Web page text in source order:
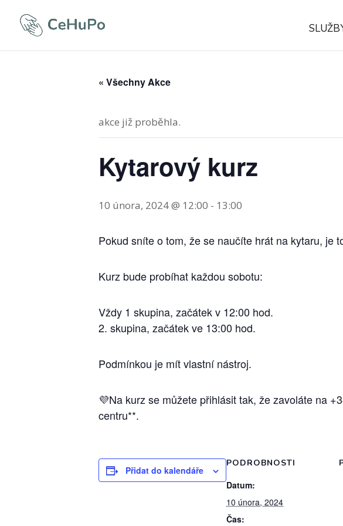
« Všechny Akce
akce již proběhla.
Kytarový kurz
10 února, 2024 @ 12:00 - 13:00
Pokud sníte o tom, že se naučíte hrát na kytaru, je
Kurz bude probíhat každou sobotu:
Vždy 1 skupina, začátek v 12:00 hod.
2. skupina, začátek ve 13:00 hod.
Podmínkou je mít vlastní nástroj.
💜Na kurz se můžete přihlásit tak, že zavoláte na
centru**.
Přidat do kalendáře
PODROBNOSTI
Datum:
10 února, 2024
Čas: